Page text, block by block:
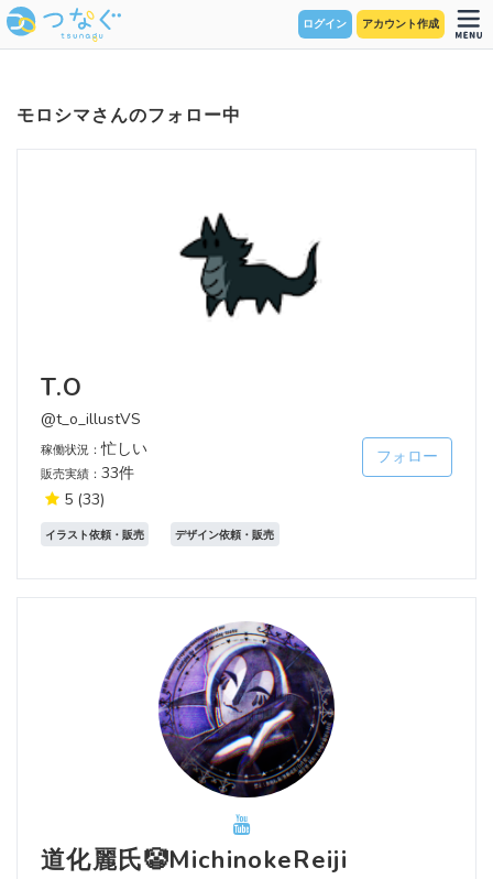
ログイン アカウント作成
モロシマさんのフォロー中
T.O
@t_o_illustVS
稼働状況：忙しい
販売実績： 33件
5 (33)
フォロー
イラスト依頼・販売 デザイン依頼・販売
道化麗氏🤡MichinokeReiji